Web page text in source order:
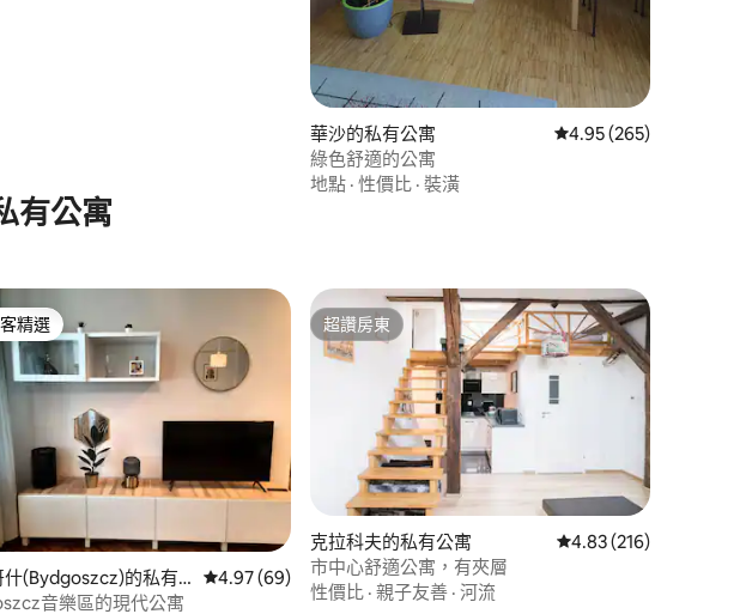
的平均評分（滿分 5 分）
華沙的私有公寓 從 265 則評價中獲得
4.95 (265)
綠色舒適的公寓
地點 · 性價比 · 裝潢
有公寓
的平均評分（滿分 5 分）
選榜首
精選
什(Bydgoszcz)的私有
從 69 則評價中獲得 4.97 的平均評分（滿分 5 分）
4.97 (69)
音樂區的現代公寓
超讚房東
超讚房東
克拉科夫的私有公寓 從 216 則評價中獲得
4.83 (216)
市中心舒適公寓，有夾層
性價比 · 親子友善 · 河流